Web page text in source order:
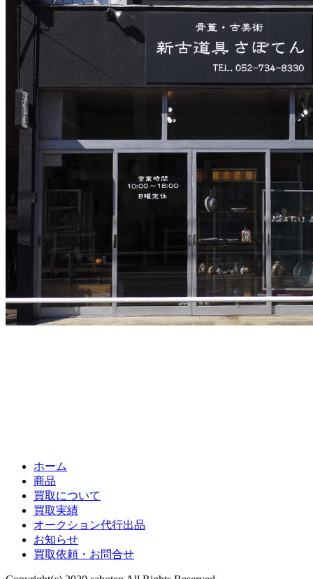
ホーム
商品
買取について
買取実績
オークション代行出品
お知らせ
買取依頼・お問合せ